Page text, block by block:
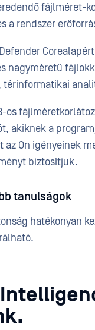
eredendő
a rendszer
nagyméretű
térinformatikai
os
akiknek a
az Ön igényeinek
biztosítjuk.
tanulságok
hatékonyan